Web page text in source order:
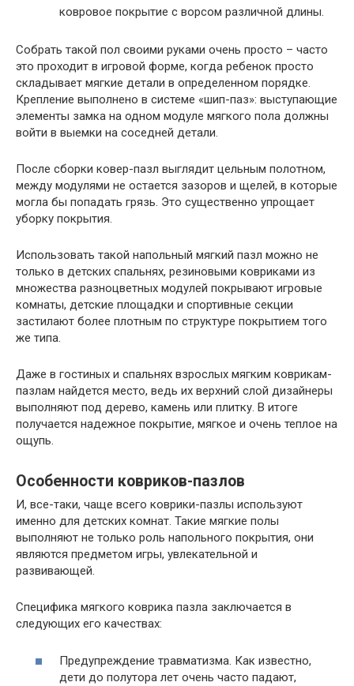
ковровое покрытие с ворсом различной длины.
Собрать такой пол своими руками очень просто – часто
это проходит в игровой форме, когда ребенок просто
складывает мягкие детали в определенном порядке.
Крепление выполнено в системе «шип-паз»: выступающие
элементы замка на одном модуле мягкого пола должны
войти в выемки на соседней детали.
После сборки ковер-пазл выглядит цельным полотном,
между модулями не остается зазоров и щелей, в которые
могла бы попадать грязь. Это существенно упрощает
уборку покрытия.
Использовать такой напольный мягкий пазл можно не
только в детских спальнях, резиновыми ковриками из
множества разноцветных модулей покрывают игровые
комнаты, детские площадки и спортивные секции
застилают более плотным по структуре покрытием того
же типа.
Даже в гостиных и спальнях взрослых мягким коврикам-
пазлам найдется место, ведь их верхний слой дизайнеры
выполняют под дерево, камень или плитку. В итоге
получается надежное покрытие, мягкое и очень теплое на
ощупь.
Особенности ковриков-пазлов
И, все-таки, чаще всего коврики-пазлы используют
именно для детских комнат. Такие мягкие полы
выполняют не только роль напольного покрытия, они
являются предметом игры, увлекательной и
развивающей.
Специфика мягкого коврика пазла заключается в
следующих его качествах:
Предупреждение травматизма. Как известно,
дети до полутора лет очень часто падают,